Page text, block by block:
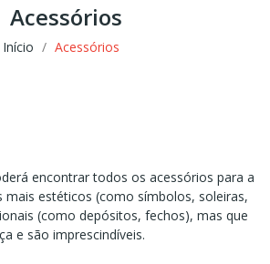
Acessórios
Início Acessórios
encontrar todos os acessórios para a
mais estéticos (como símbolos, soleiras,
(como depósitos, fechos), mas que
e são imprescindíveis.